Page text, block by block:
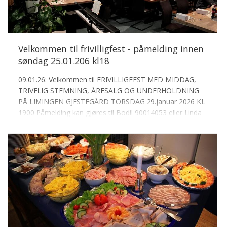
Velkommen til frivilligfest - påmelding innen
søndag 25.01.206 kl18
09.01.26: Velkommen til FRIVILLIGFEST MED MIDDAG,
TRIVELIG STEMNING, ÅRESALG OG UNDERHOLDNING
PÅ LIMINGEN GJESTEGÅRD TORSDAG 29.januar 2026 KL
1900 Påmelding kan gjøres til Bodil 90014053 eller Linda